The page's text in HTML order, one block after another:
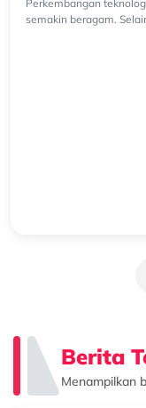
Berita
Menampilkan